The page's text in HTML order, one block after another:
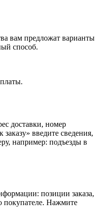
вам предложат варианты
способ.
доставки, номер
введите сведения,
например: подъезды в
позиции заказа,
покупателе. Нажмите